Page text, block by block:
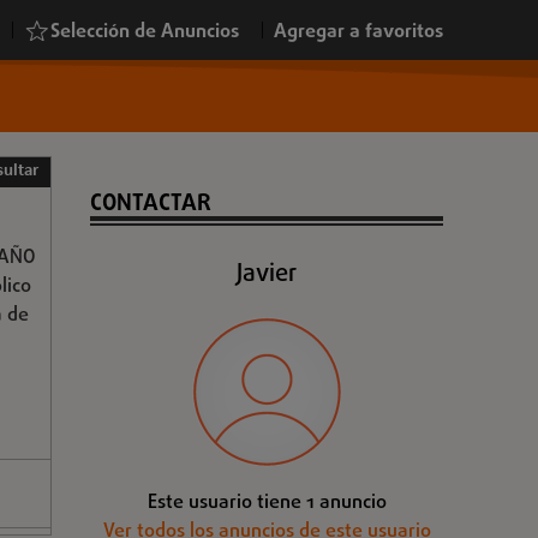
Selección de Anuncios Agregar a favoritos
de
CONTACTAR
Javier
Este usuario tiene 1 anuncio
Ver todos los anuncios de este usuario